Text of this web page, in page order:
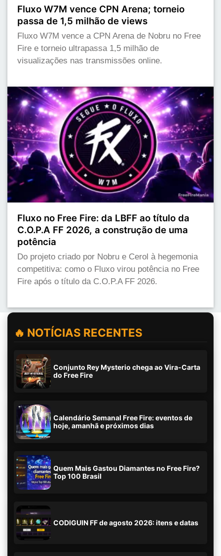
Fluxo W7M vence CPN Arena; torneio
passa de 1,5 milhão de views
Fluxo W7M vence a CPN Arena de Nobru no Free
Fire e torneio ultrapassa 1,5 milhão de
visualizações nas transmissões online.
Fluxo no Free Fire: da LBFF ao título da
C.O.P.A FF 2026, a construção de uma
potência
Do projeto criado por Nobru e Cerol à hegemonia
competitiva: como o Fluxo virou potência no Free
Fire após o título da C.O.P.A FF 2026.
🔥 NOTÍCIAS RECENTES
Conjunto Rey Mysterio chega ao Vira-Carta
do Free Fire
Calendário Semanal Free Fire: eventos de
hoje, amanhã e próximos dias
Quem Mais Gastou Diamantes no Free Fire?
Top 100 Brasil
CODIGUIN FF de agosto 2026: itens e datas